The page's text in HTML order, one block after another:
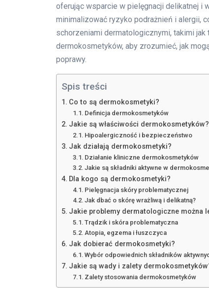
oferując wsparcie w pielęgnacji delikatnej i
minimalizować ryzyko podrażnień i alergii,
schorzeniami dermatologicznymi, takimi
dermokosmetyków, aby zrozumieć, jak
poprawy.
Spis treści
Co to są dermokosmetyki?
Definicja dermokosmetyków
Jakie są właściwości dermokosmetyków?
Hipoalergiczność i bezpieczeństwo
Jak działają dermokosmetyki?
Działanie kliniczne dermokosmetyków
Jakie są składniki aktywne w
Dla kogo są dermokosmetyki?
Pielęgnacja skóry problematycznej
Jak dbać o skórę wrażliwą i delikatną?
Jakie problemy dermatologiczne można
Trądzik i skóra problematyczna
Atopia, egzema i łuszczyca
Jak dobierać dermokosmetyki?
Wybór odpowiednich składników
Jakie są wady i zalety
Zalety stosowania dermokosmetyków